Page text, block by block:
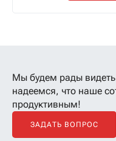
Мы будем рады
надеемся, что наше
продуктивным!
ЗАДАТЬ ВОПРОС